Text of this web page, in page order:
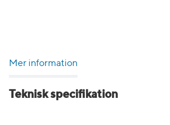
Mer information
Teknisk specifikation